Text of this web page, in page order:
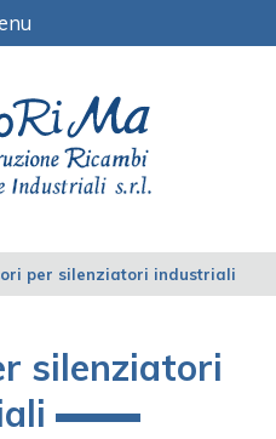
per silenziatori industriali
silenziatori